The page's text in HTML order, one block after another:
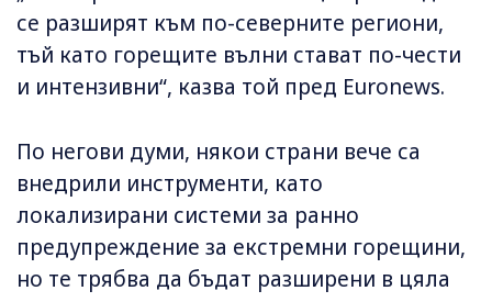
се разширят към по-северните региони,
тъй като горещите вълни стават по-чести
и интензивни“, казва той пред Euronews.
По негови думи, някои страни вече са
внедрили инструменти, като
локализирани системи за ранно
предупреждение за екстремни горещини,
но те трябва да бъдат разширени в цяла